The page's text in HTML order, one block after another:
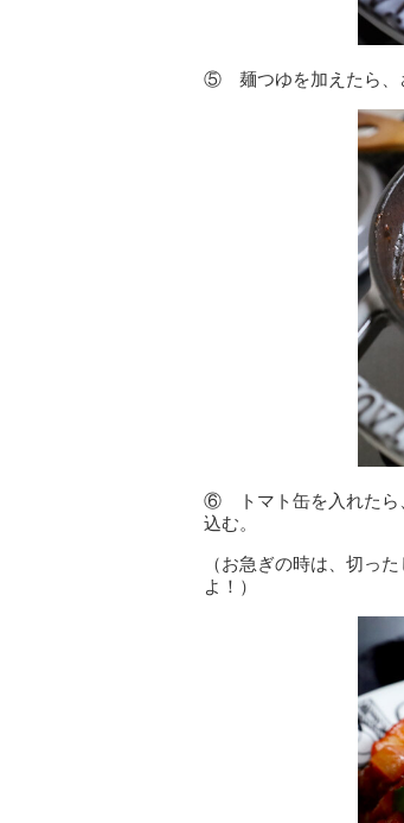
⑤ 麺つゆを加えたら、
⑥ トマト缶を入れたら
込む。
（お急ぎの時は、切っ
よ！）